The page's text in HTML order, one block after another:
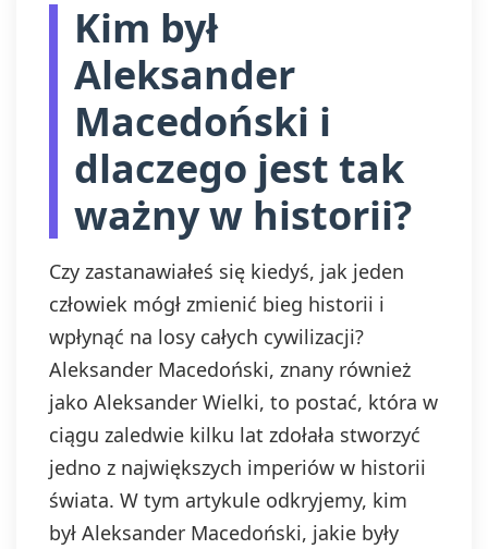
Kim był
Aleksander
Macedoński i
dlaczego jest tak
ważny w historii?
Czy zastanawiałeś się kiedyś, jak jeden
człowiek mógł zmienić bieg historii i
wpłynąć na losy całych cywilizacji?
Aleksander Macedoński, znany również
jako Aleksander Wielki, to postać, która w
ciągu zaledwie kilku lat zdołała stworzyć
jedno z największych imperiów w historii
świata. W tym artykule odkryjemy, kim
był Aleksander Macedoński, jakie były